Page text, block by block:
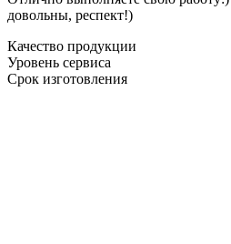
довольны, респект!)
Качество продукции
Уровень сервиса
Срок изготовления